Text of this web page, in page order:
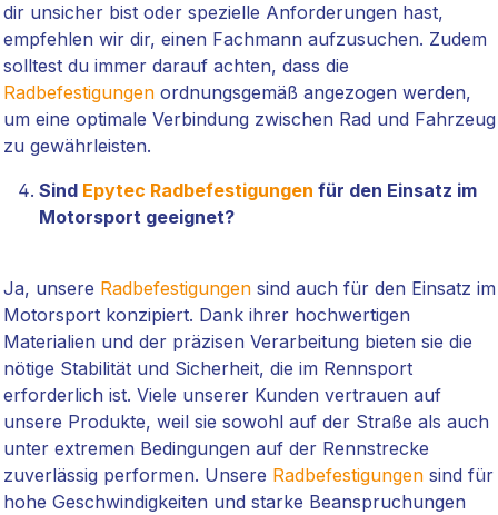
dir unsicher bist oder spezielle Anforderungen hast,
empfehlen wir dir, einen Fachmann aufzusuchen. Zudem
solltest du immer darauf achten, dass die
Radbefestigungenordnungsgemäß angezogen werden,
um eine optimale Verbindung zwischen Rad und Fahrzeug
zu gewährleisten.
Sind Epytec Radbefestigungen für den Einsatz im
Motorsport geeignet?
Ja, unsere Radbefestigungensind auch für den Einsatz im
Motorsport konzipiert. Dank ihrer hochwertigen
Materialien und der präzisen Verarbeitung bieten sie die
nötige Stabilität und Sicherheit, die im Rennsport
erforderlich ist. Viele unserer Kunden vertrauen auf
unsere Produkte, weil sie sowohl auf der Straße als auch
unter extremen Bedingungen auf der Rennstrecke
zuverlässig performen. Unsere Radbefestigungensind für
hohe Geschwindigkeiten und starke Beanspruchungen